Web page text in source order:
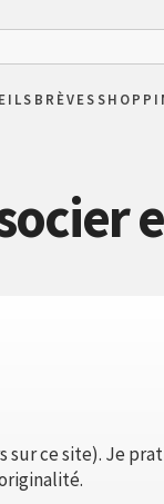
BRÈVES
sur ce site). Je